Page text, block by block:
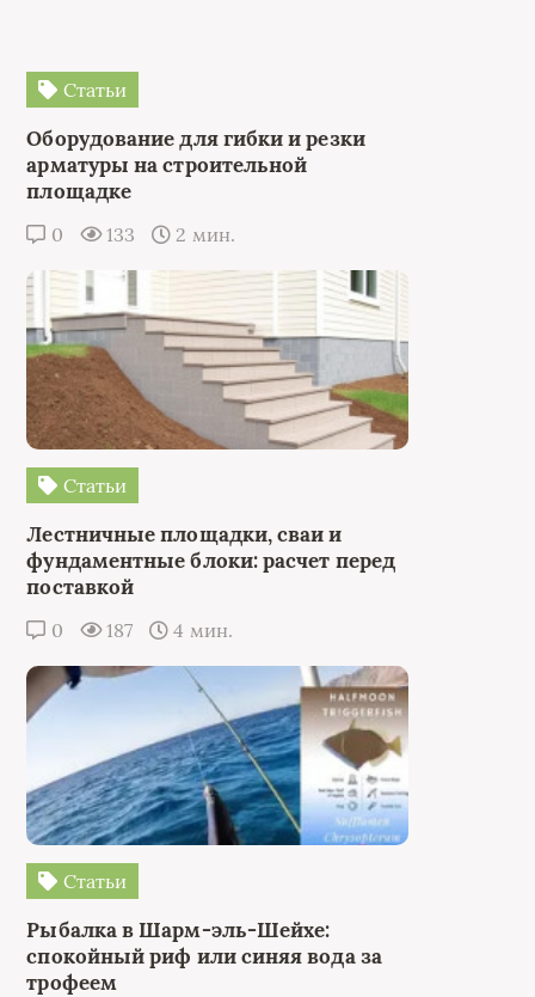
Статьи
Оборудование для гибки и резки
арматуры на строительной
площадке
0 133 2 мин.
Статьи
Лестничные площадки, сваи и
фундаментные блоки: расчет перед
поставкой
0 187 4 мин.
Статьи
Рыбалка в Шарм-эль-Шейхе:
спокойный риф или синяя вода за
трофеем